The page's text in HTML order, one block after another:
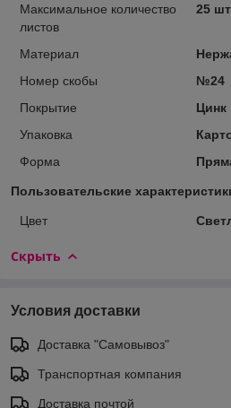
Максимальное количество
листов
25
Материал
Номер скобы
№24
Покрытие
Цинк
Упаковка
Форма
Пользовательские
Цвет
Скрыть
Условия доставки
Доставка "Самовывоз"
Транспортная компания
Доставка почтой